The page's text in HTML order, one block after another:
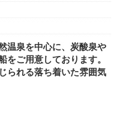
温泉を中心に、炭酸泉や
をご用意しております。
られる落ち着いた雰囲気